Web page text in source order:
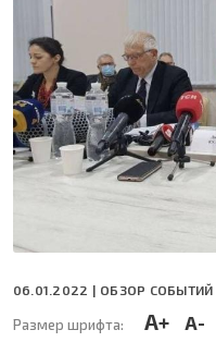
06.01.2022 | ОБЗОР СОБЫТИЙ
Размер шрифта: A+ A-